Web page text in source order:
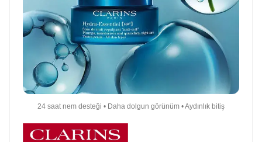
24 saat nem desteği • Daha dolgun görünüm • Aydınlık bitiş